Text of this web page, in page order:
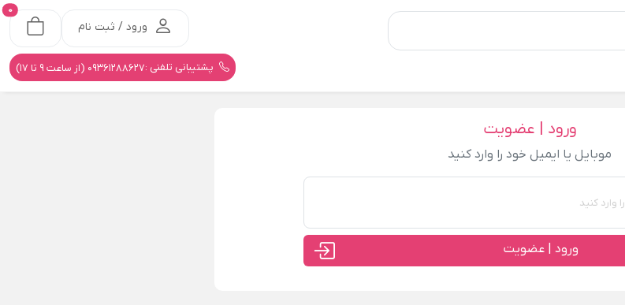
ورود / ثبت نام
0
پشتیبانی تلفنی :09361288627 (از ساعت 9 تا 17)
ورود | عضویت
موبایل یا ایمیل خود را وارد کنید
ورود | عضویت